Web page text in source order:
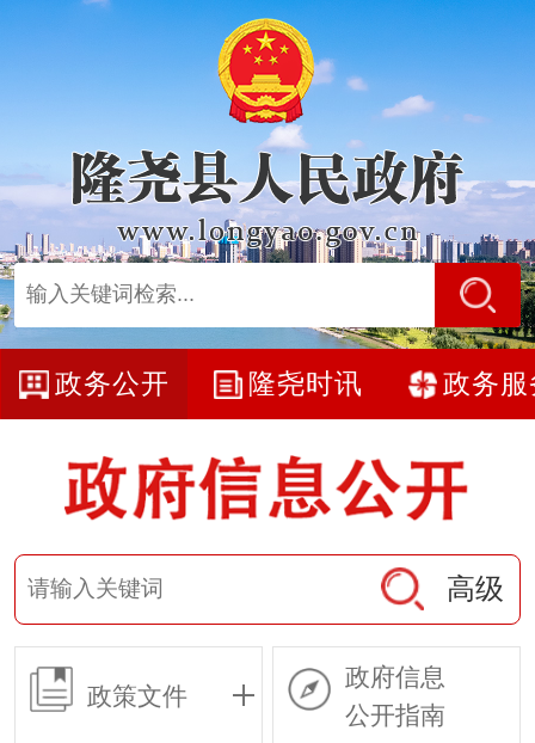
政务公开 隆尧时讯 政务服
高级
政策文件
政府信息
公开指南